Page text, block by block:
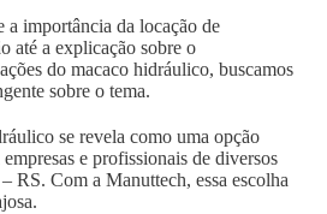
a importância da locação de
até a explicação sobre o
do macaco hidráulico, buscamos
sobre o tema.
se revela como uma opção
e profissionais de diversos
RS. Com a Manuttech, essa escolha